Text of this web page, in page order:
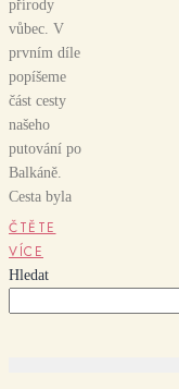
přírody
vůbec. V
prvním díle
popíšeme
část cesty
našeho
putování po
Balkáně.
Cesta byla
ČTĚTE
VÍCE
Hledat